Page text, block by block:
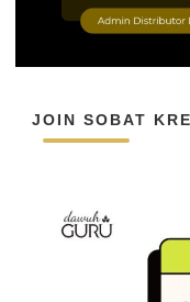
JOIN SOBAT